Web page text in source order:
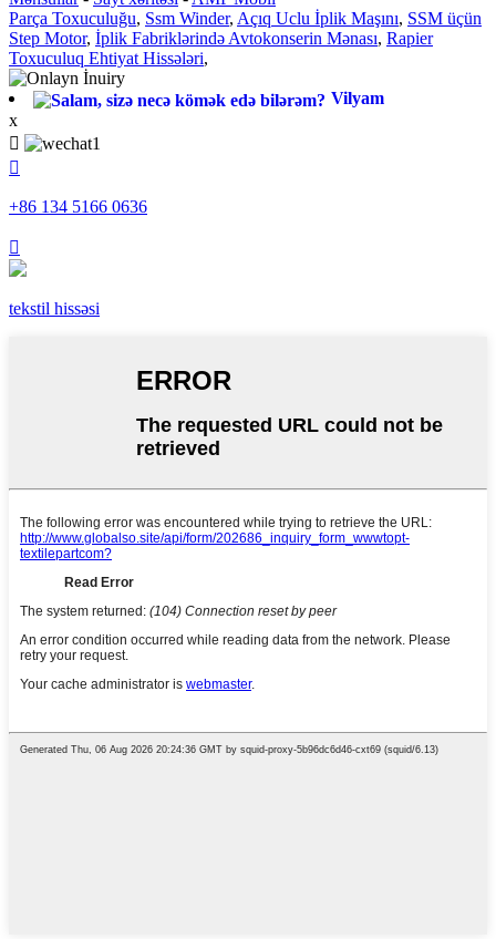
Parça Toxuculuğu, Ssm Winder, Açıq Uclu İplik Maşını, SSM üçün
Step Motor, İplik Fabriklərində Avtokonserin Mənası, Rapier
Toxuculuq Ehtiyat Hissələri,
Vilyam
x


+86 134 5166 0636

tekstil hissəsi